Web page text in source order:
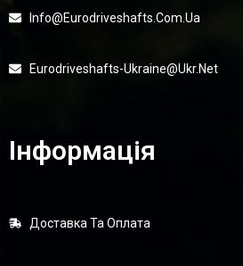
Info@eurodriveshafts.com.ua
Eurodriveshafts-Ukraine@ukr.net
Інформація
Доставка Та Оплата